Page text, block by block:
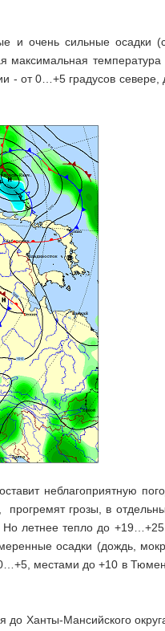
и очень сильные осадки
- от 0…+5 градусов
неблагоприятную
грозы, в
летнее тепло до
осадки (дождь,
местами до +10 в
Ханты-Мансийского